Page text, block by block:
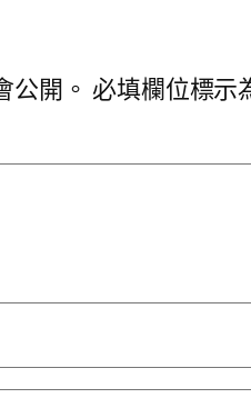
公開。 必填欄位標示